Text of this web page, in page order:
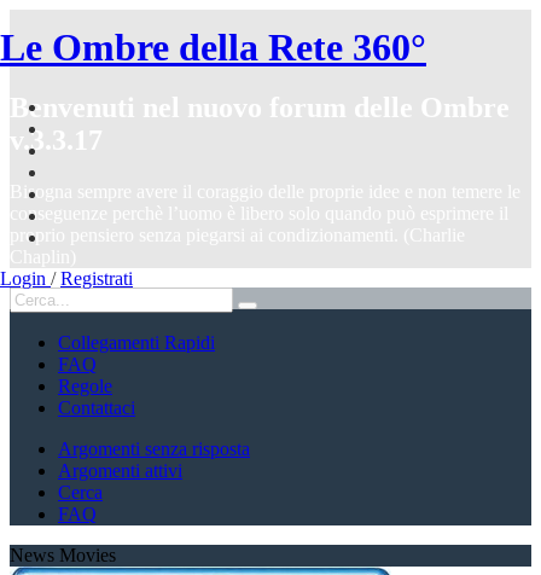
Le Ombre della Rete 360°
Login / Registrati
Benvenuti nel nuovo forum delle Ombre
v.3.3.17
Bisogna sempre avere il coraggio delle proprie idee e non temere le
conseguenze perchè l’uomo è libero solo quando può esprimere il
proprio pensiero senza piegarsi ai condizionamenti. (Charlie
Chaplin)
Collegamenti Rapidi
FAQ
Regole
Contattaci
Argomenti senza risposta
Argomenti attivi
Cerca
FAQ
News Movies